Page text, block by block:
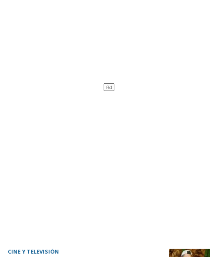
CINE Y TELEVISIÓN